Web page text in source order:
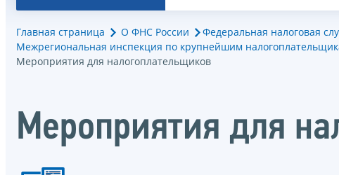
Главная страница О ФНС России Федеральная налоговая
Межрегиональная инспекция по крупнейшим
Мероприятия для налогоплательщиков
Мероприятия для